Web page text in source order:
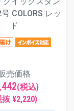
COLORS レッ
ド
売価格
(税込)
¥2,220)